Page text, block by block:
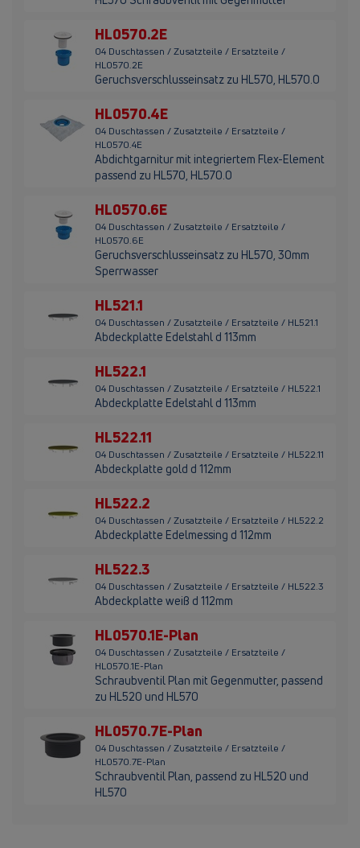
HL0570.2E
04 Duschtassen / Zusatzteile / Ersatzteile /
HL0570.2E
Geruchsverschlusseinsatz zu HL570, HL570.0
HL0570.4E
04 Duschtassen / Zusatzteile / Ersatzteile /
HL0570.4E
Abdichtgarnitur mit integriertem Flex-Element
passend zu HL570, HL570.0
HL0570.6E
04 Duschtassen / Zusatzteile / Ersatzteile /
HL0570.6E
Geruchsverschlusseinsatz zu HL570, 30mm
Sperrwasser
HL521.1
04 Duschtassen / Zusatzteile / Ersatzteile / HL521.1
Abdeckplatte Edelstahl d 113mm
HL522.1
04 Duschtassen / Zusatzteile / Ersatzteile / HL522.1
Abdeckplatte Edelstahl d 113mm
HL522.11
04 Duschtassen / Zusatzteile / Ersatzteile / HL522.11
Abdeckplatte gold d 112mm
HL522.2
04 Duschtassen / Zusatzteile / Ersatzteile / HL522.2
Abdeckplatte Edelmessing d 112mm
HL522.3
04 Duschtassen / Zusatzteile / Ersatzteile / HL522.3
Abdeckplatte weiß d 112mm
HL0570.1E-Plan
04 Duschtassen / Zusatzteile / Ersatzteile /
HL0570.1E-Plan
Schraubventil Plan mit Gegenmutter, passend
zu HL520 und HL570
HL0570.7E-Plan
04 Duschtassen / Zusatzteile / Ersatzteile /
HL0570.7E-Plan
Schraubventil Plan, passend zu HL520 und
HL570